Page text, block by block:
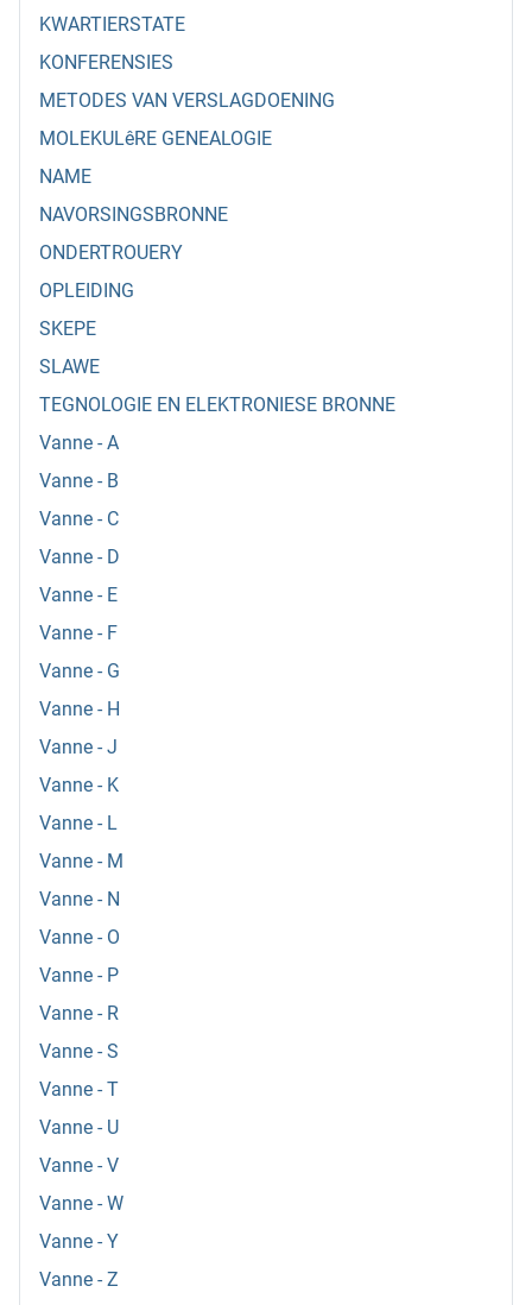
KWARTIERSTATE
KONFERENSIES
METODES VAN VERSLAGDOENING
MOLEKULêRE GENEALOGIE
NAME
NAVORSINGSBRONNE
ONDERTROUERY
OPLEIDING
SKEPE
SLAWE
TEGNOLOGIE EN ELEKTRONIESE BRONNE
Vanne - A
Vanne - B
Vanne - C
Vanne - D
Vanne - E
Vanne - F
Vanne - G
Vanne - H
Vanne - J
Vanne - K
Vanne - L
Vanne - M
Vanne - N
Vanne - O
Vanne - P
Vanne - R
Vanne - S
Vanne - T
Vanne - U
Vanne - V
Vanne - W
Vanne - Y
Vanne - Z